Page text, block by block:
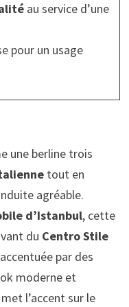
au service d’une
pour un usage
une berline trois
tout en
agréable.
d’Istanbul, cette
du Centro Stile
par des
moderne et
l’accent sur le